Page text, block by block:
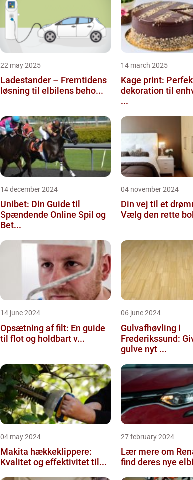
22 may 2025
Ladestander – Fremtidens
løsning til elbilens beho...
14 march 2025
Kage print:
dekoration til
...
14 december 2024
Unibet: Din Guide til
Spændende Online Spil og
Bet...
04 november 2024
Din vej til et
Vælg den rette
14 june 2024
Opsætning af filt: En guide
til flot og holdbart v...
06 june 2024
Gulvafhøvling i
Frederikssund:
gulve nyt ...
04 may 2024
Makita hækkeklippere:
Kvalitet og effektivitet til...
27 february 2024
Lær mere om
find deres nye elbil